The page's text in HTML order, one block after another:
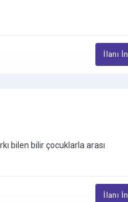
İlanı
bilen bilir çocuklarla arası
İlanı